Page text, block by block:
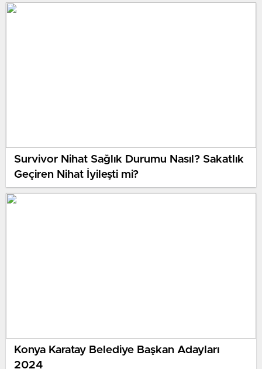
Survivor Nihat Sağlık Durumu Nasıl? Sakatlık
Geçiren Nihat İyileşti mi?
Konya Karatay Belediye Başkan Adayları
2024